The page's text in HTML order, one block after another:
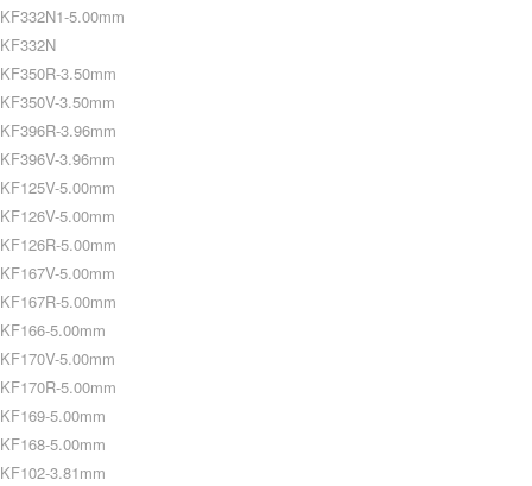
KF332N1-5.00mm
KF332N
KF350R-3.50mm
KF350V-3.50mm
KF396R-3.96mm
KF396V-3.96mm
KF125V-5.00mm
KF126V-5.00mm
KF126R-5.00mm
KF167V-5.00mm
KF167R-5.00mm
KF166-5.00mm
KF170V-5.00mm
KF170R-5.00mm
KF169-5.00mm
KF168-5.00mm
KF102-3.81mm